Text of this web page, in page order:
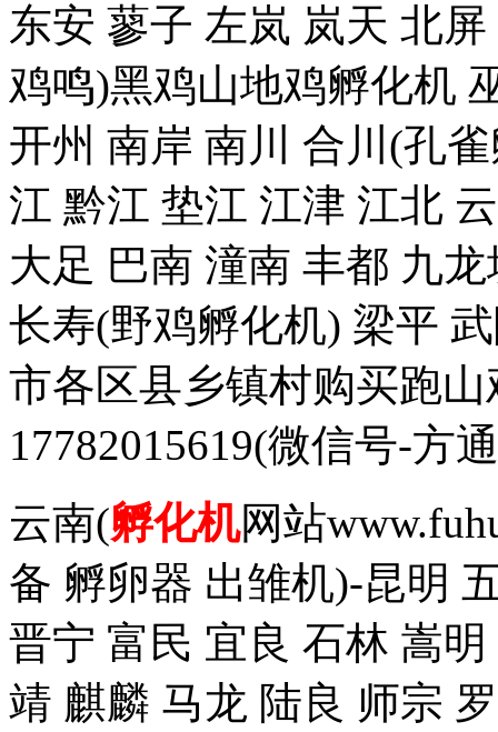
东安 蓼子 左岚 岚天 北
鸡鸣)黑鸡山地鸡孵化机
开州 南岸 南川 合川(孔
江 黔江 垫江 江津 江北
大足 巴南 潼南 丰都 九
长寿(野鸡孵化机) 梁平
市各区县乡镇村购买跑
17782015619(微信号-方
云南(孵化机网站
备 孵卵器 出雏机)-昆明
晋宁 富民 宜良 石林 嵩
靖 麒麟 马龙 陆良 师宗